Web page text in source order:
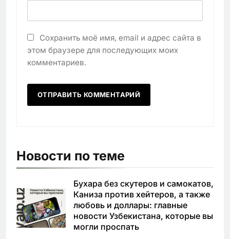
Сохранить моё имя, email и адрес сайта в
этом браузере для последующих моих
комментариев.
Новости по теме
Бухара без скутеров и самокатов,
Каниза против хейтеров, а также
любовь и доллары: главные
новости Узбекистана, которые вы
могли проспать